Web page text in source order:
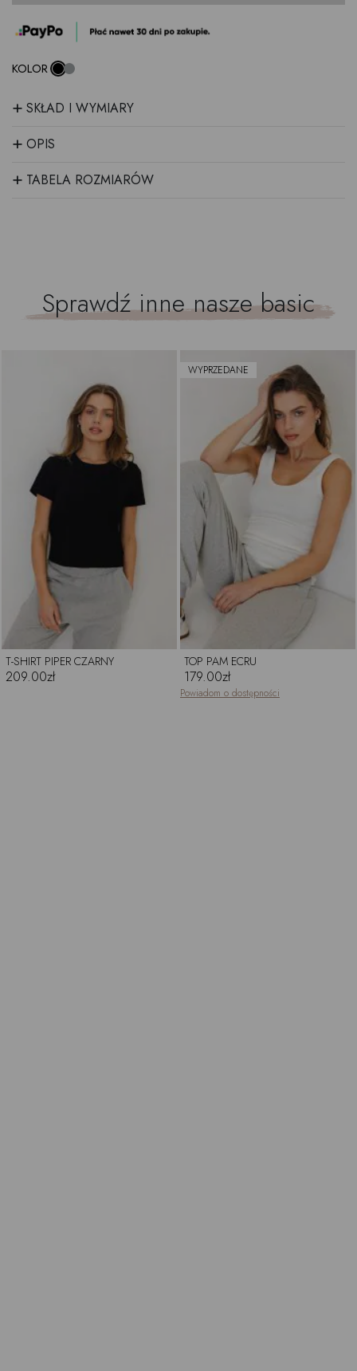
KOLOR
+ SKŁAD I WYMIARY
+ OPIS
+ TABELA ROZMIARÓW
Sprawdź inne naszebasic
T-SHIRT PIPER CZARNY
209.00zł
TOP PAM ECRU
179.00zł
Powiadom o dostępności
WYPRZEDANE